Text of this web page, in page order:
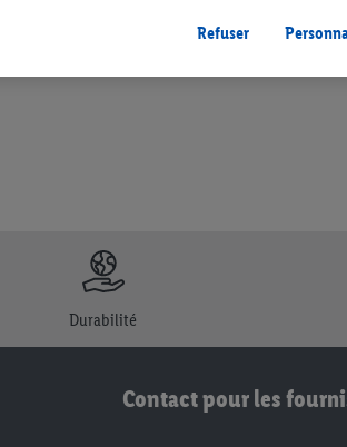
pour un ménage. Vendu sans décoration. Les
Durabilité
Contact pour les
Refuser